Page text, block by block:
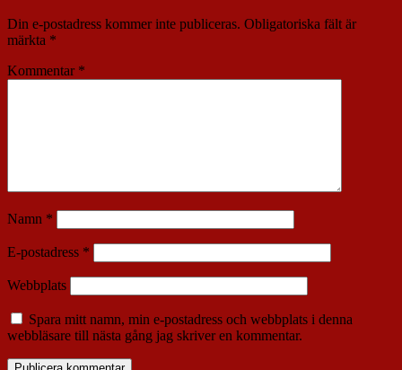
Din e-postadress kommer inte publiceras. Obligatoriska fält är
märkta *
Kommentar *
Namn *
E-postadress *
Webbplats
Spara mitt namn, min e-postadress och webbplats i denna
webbläsare till nästa gång jag skriver en kommentar.